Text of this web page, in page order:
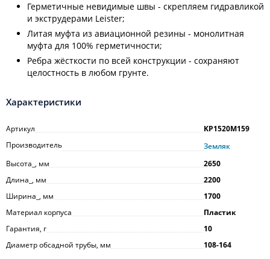
Герметичные невидимые швы - скрепляем гидравликой
и экструдерами Leister;
Литая муфта из авиационной резины - монолитная
муфта для 100% герметичности;
Ребра жёсткости по всей конструкции - сохраняют
целостность в любом грунте.
Характеристики
Артикул
KP1520M159
Производитель
Земляк
Высота_, мм
2650
Длина_, мм
2200
Ширина_, мм
1700
Материал корпуса
Пластик
Гарантия, г
10
Диаметр обсадной трубы, мм
108-164